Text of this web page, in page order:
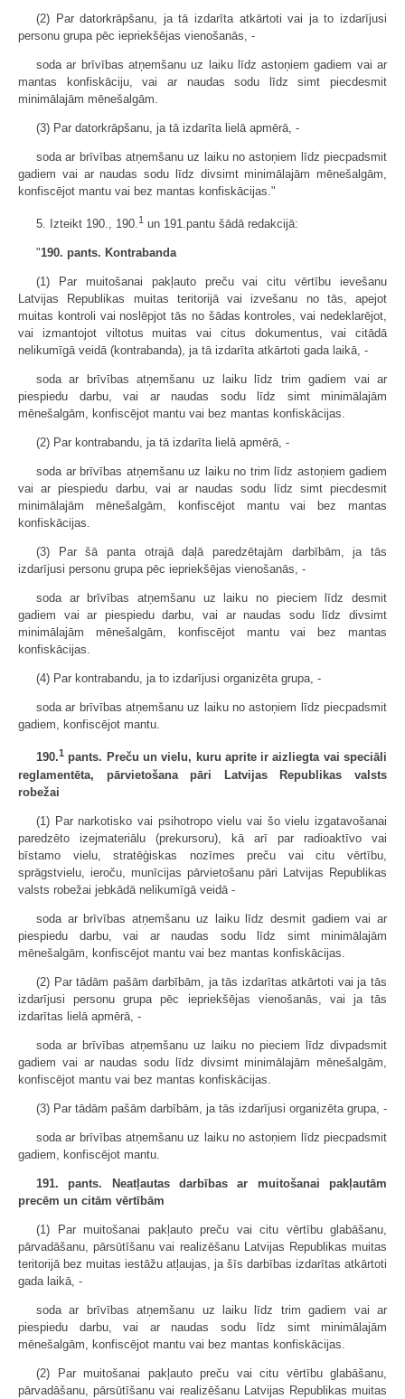
(2) Par datorkrāpšanu, ja tā izdarīta atkārtoti vai ja to izdarījusi
personu grupa pēc iepriekšējas vienošanās, -
soda ar brīvības atņemšanu uz laiku līdz astoņiem gadiem vai ar
mantas konfiskāciju, vai ar naudas sodu līdz simt piecdesmit
minimālajām mēnešalgām.
(3) Par datorkrāpšanu, ja tā izdarīta lielā apmērā, -
soda ar brīvības atņemšanu uz laiku no astoņiem līdz piecpadsmit
gadiem vai ar naudas sodu līdz divsimt minimālajām mēnešalgām,
konfiscējot mantu vai bez mantas konfiskācijas."
5. Izteikt 190., 190.1 un 191.pantu šādā redakcijā:
"190. pants. Kontrabanda
(1) Par muitošanai pakļauto preču vai citu vērtību ievešanu
Latvijas Republikas muitas teritorijā vai izvešanu no tās, apejot
muitas kontroli vai noslēpjot tās no šādas kontroles, vai nedeklarējot,
vai izmantojot viltotus muitas vai citus dokumentus, vai citādā
nelikumīgā veidā (kontrabanda), ja tā izdarīta atkārtoti gada laikā, -
soda ar brīvības atņemšanu uz laiku līdz trim gadiem vai ar
piespiedu darbu, vai ar naudas sodu līdz simt minimālajām
mēnešalgām, konfiscējot mantu vai bez mantas konfiskācijas.
(2) Par kontrabandu, ja tā izdarīta lielā apmērā, -
soda ar brīvības atņemšanu uz laiku no trim līdz astoņiem gadiem
vai ar piespiedu darbu, vai ar naudas sodu līdz simt piecdesmit
minimālajām mēnešalgām, konfiscējot mantu vai bez mantas
konfiskācijas.
(3) Par šā panta otrajā daļā paredzētajām darbībām, ja tās
izdarījusi personu grupa pēc iepriekšējas vienošanās, -
soda ar brīvības atņemšanu uz laiku no pieciem līdz desmit
gadiem vai ar piespiedu darbu, vai ar naudas sodu līdz divsimt
minimālajām mēnešalgām, konfiscējot mantu vai bez mantas
konfiskācijas.
(4) Par kontrabandu, ja to izdarījusi organizēta grupa, -
soda ar brīvības atņemšanu uz laiku no astoņiem līdz piecpadsmit
gadiem, konfiscējot mantu.
190.1
pants. Preču un vielu, kuru aprite ir aizliegta vai speciāli
reglamentēta, pārvietošana pāri Latvijas Republikas valsts
robežai
(1) Par narkotisko vai psihotropo vielu vai šo vielu izgatavošanai
paredzēto izejmateriālu (prekursoru), kā arī par radioaktīvo vai
bīstamo vielu, stratēģiskas nozīmes preču vai citu vērtību,
sprāgstvielu, ieroču, munīcijas pārvietošanu pāri Latvijas Republikas
valsts robežai jebkādā nelikumīgā veidā -
soda ar brīvības atņemšanu uz laiku līdz desmit gadiem vai ar
piespiedu darbu, vai ar naudas sodu līdz simt minimālajām
mēnešalgām, konfiscējot mantu vai bez mantas konfiskācijas.
(2) Par tādām pašām darbībām, ja tās izdarītas atkārtoti vai ja tās
izdarījusi personu grupa pēc iepriekšējas vienošanās, vai ja tās
izdarītas lielā apmērā, -
soda ar brīvības atņemšanu uz laiku no pieciem līdz divpadsmit
gadiem vai ar naudas sodu līdz divsimt minimālajām mēneš­algām,
konfiscējot mantu vai bez mantas konfiskācijas.
(3) Par tādām pašām darbībām, ja tās izdarījusi organizēta grupa, -
soda ar brīvības atņemšanu uz laiku no astoņiem līdz piecpadsmit
gadiem, konfiscējot mantu.
191. pants. Neatļautas darbības ar muitošanai pakļautām
precēm un citām vērtībām
(1) Par muitošanai pakļauto preču vai citu vērtību glabāšanu,
pārvadāšanu, pārsūtīšanu vai realizēšanu Latvijas Republikas muitas
teritorijā bez muitas iestāžu atļaujas, ja šīs darbības izdarītas atkārtoti
gada laikā, -
soda ar brīvības atņemšanu uz laiku līdz trim gadiem vai ar
piespiedu darbu, vai ar naudas sodu līdz simt minimālajām
mēnešalgām, konfiscējot mantu vai bez mantas konfiskācijas.
(2) Par muitošanai pakļauto preču vai citu vērtību glabāšanu,
pārvadāšanu, pārsūtīšanu vai realizēšanu Latvijas Republikas muitas